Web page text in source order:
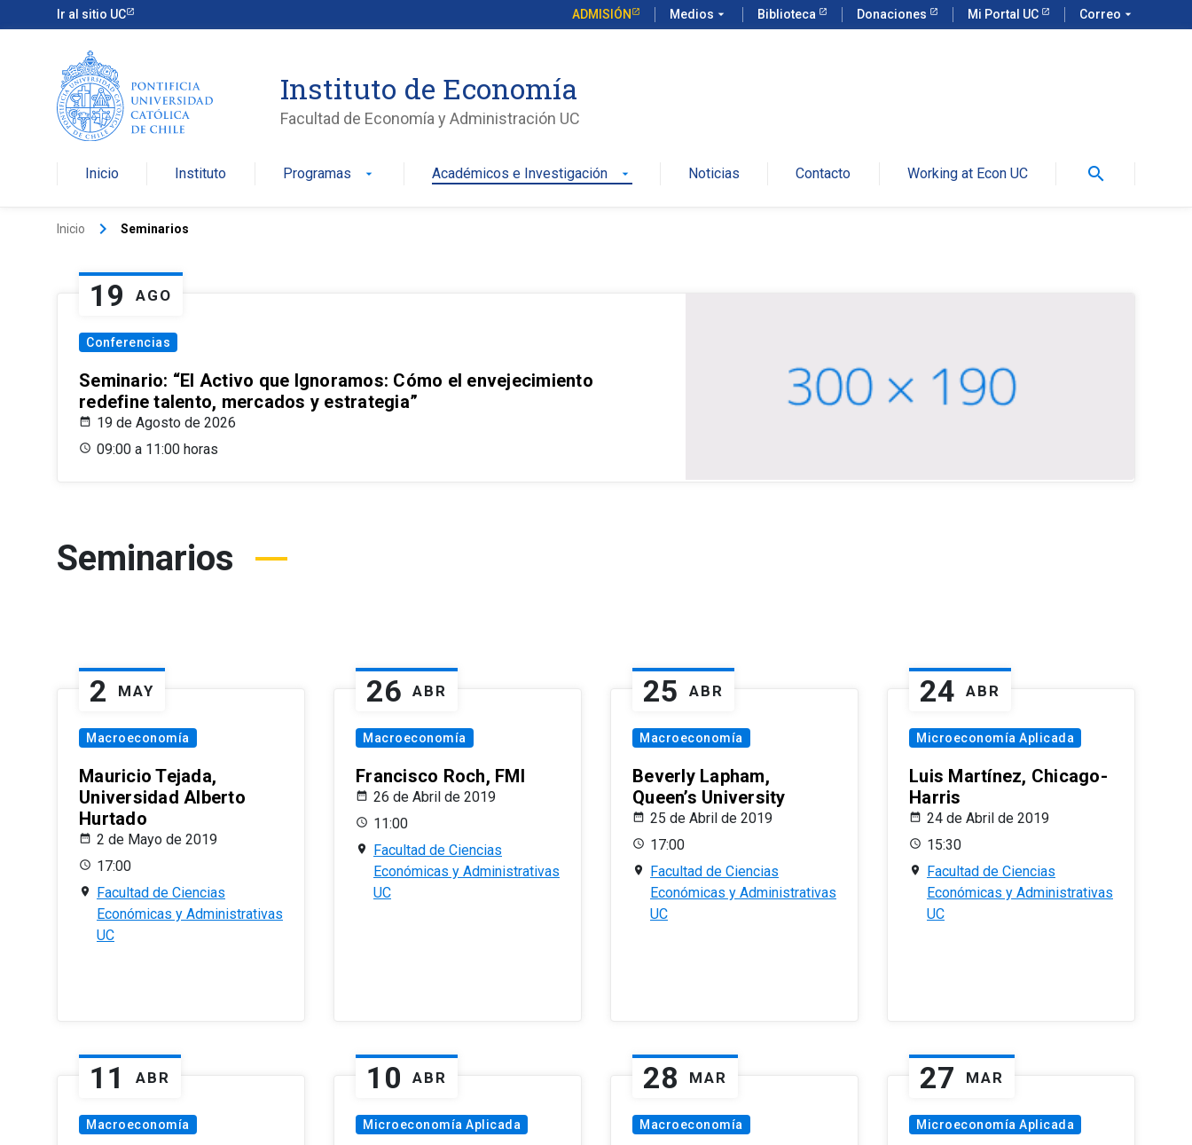
Ir al sitio UC ADMISIÓN Medios arrow_drop_down Biblioteca Donaciones Mi Portal UC Correo arrow_drop_down
Instituto de Economía
Facultad de Economía y Administración UC
Inicio Instituto Programas arrow_drop_down Académicos e Investigación arrow_drop_down Noticias Contacto Working at Econ UC search
Inicio keyboard_arrow_right Seminarios
19 AGO
Conferencias
Seminario: “El Activo que Ignoramos: Cómo el envejecimiento
redefine talento, mercados y estrategia”
19 de Agosto de 2026
09:00 a 11:00 horas
Seminarios
2 MAY
Macroeconomía
Mauricio Tejada,
Universidad Alberto
Hurtado
2 de Mayo de 2019
17:00
Facultad de Ciencias
Económicas y Administrativas
UC
26 ABR
Macroeconomía
Francisco Roch, FMI
26 de Abril de 2019
11:00
Facultad de Ciencias
Económicas y Administrativas
UC
25 ABR
Macroeconomía
Beverly Lapham,
Queen’s University
25 de Abril de 2019
17:00
Facultad de Ciencias
Económicas y Administrativas
UC
24 ABR
Microeconomía Aplicada
Luis Martínez, Chicago-
Harris
24 de Abril de 2019
15:30
Facultad de Ciencias
Económicas y Administrativas
UC
11 ABR
Macroeconomía
10 ABR
Microeconomía Aplicada
28 MAR
Macroeconomía
27 MAR
Microeconomía Aplicada